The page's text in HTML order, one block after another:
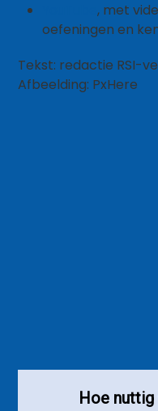
YouTube, met
oefeningen en
Tekst: redactie RSI-
Afbeelding: PxHere
Hoe nuttig